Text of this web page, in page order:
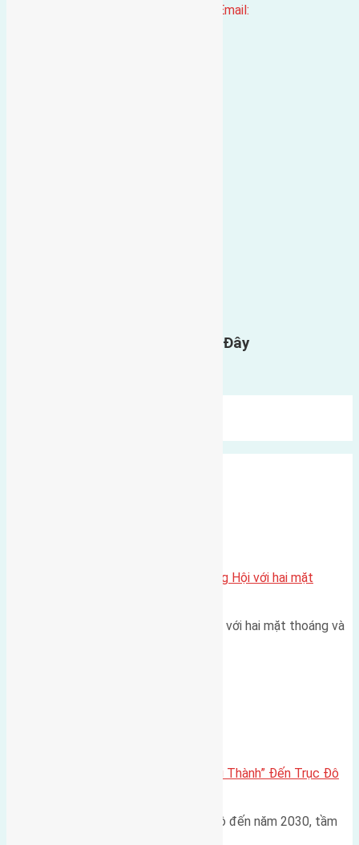
Email:
Gửi Tin Nhắn Cho Chúng Tôi Ở Đây
Một vị trí hiếm còn lại tại X1 Đông Hội với hai mặt
Một góc tái định cư X1 Đông Hội với hai mặt thoáng và
Đông Anh 2026: Từ “Huyện Ngoại Thành” Đến Trục Đô
Trong bối cảnh Quy hoạch Thủ đô đến năm 2030, tầm